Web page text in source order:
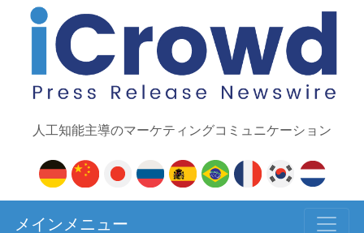
人工知能主導のマーケティングコミュニケーション
メインメニュー